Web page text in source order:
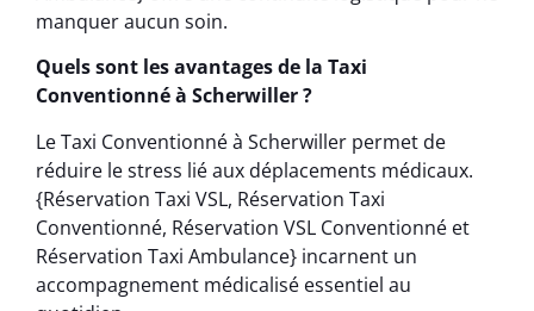
manquer aucun soin.
Quels sont les avantages de la Taxi
Conventionné à Scherwiller ?
Le Taxi Conventionné à Scherwiller permet de
réduire le stress lié aux déplacements médicaux.
{Réservation Taxi VSL, Réservation Taxi
Conventionné, Réservation VSL Conventionné et
Réservation Taxi Ambulance} incarnent un
accompagnement médicalisé essentiel au